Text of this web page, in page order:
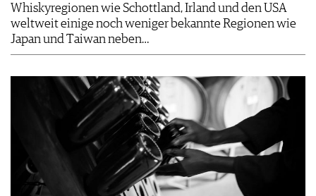
Whiskyregionen wie Schottland, Irland und den USA
weltweit einige noch weniger bekannte Regionen wie
Japan und Taiwan neben…